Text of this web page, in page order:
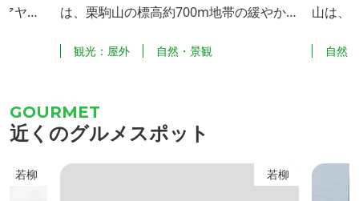
ヤメ
を設
ショ
化」
は、栗駒山の標高約700m地帯の緩やかな
重な高山植物の宝庫となっています。 5
ゲ、サラサドウダン、サワラン、イワカ
ガミ、キンコウカなど様々な高山植物に
出会うことができます。 特に、6月中旬
に咲くオレンジ色のニッコウキスゲ（写
観光：屋外 自然・景観
山は、
馬の姿
で望む
自然
近くのグルメスポット
若柳 若柳